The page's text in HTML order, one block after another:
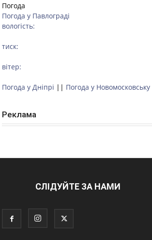
Погода
Погода у Павлограді
вологість:
тиск:
вітер:
Погода у Дніпрі || Погода у Новомосковську
Реклама
СЛІДУЙТЕ ЗА НАМИ